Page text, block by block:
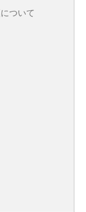
ついて